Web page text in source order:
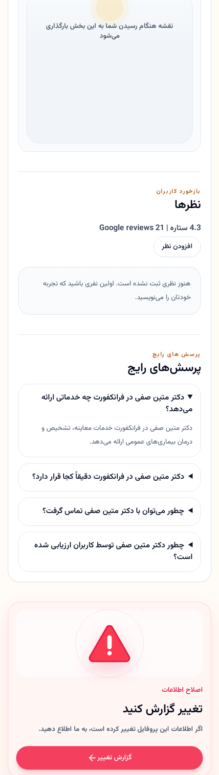
نقشه هنگام رسیدن شما به این بخش بارگذاری
می‌شود
بازخورد کاربران
نظرها
4.3 ستاره | 21 Google reviews
افزودن نظر
هنوز نظری ثبت نشده است. اولین نفری باشید که تجربه
خودتان را می‌نویسید.
پرسش های رایج
پرسش‌های رایج
دکتر متین صفی در فرانکفورت چه خدماتی ارائه
می‌دهد؟
دکتر متین صفی در فرانکفورت خدمات معاینه، تشخیص و
درمان بیماری‌های عمومی ارائه می‌دهد.
دکتر متین صفی در فرانکفورت دقیقاً کجا قرار دارد؟
چطور می‌توان با دکتر متین صفی تماس گرفت؟
چطور دکتر متین صفی توسط کاربران ارزیابی شده
است؟
اصلاح اطلاعات
تغییر گزارش کنید
اگر اطلاعات این پروفایل تغییر کرده است، به ما اطلاع دهید.
گزارش تغییر